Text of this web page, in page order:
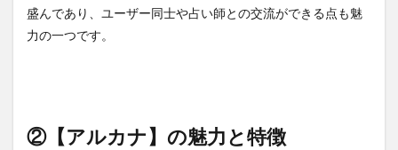
機能
の充
実
高さ
盛んであり、ユーザー同士や占い師との交流ができる点も魅
力の一つです。
②【アルカナ】の魅力と特徴